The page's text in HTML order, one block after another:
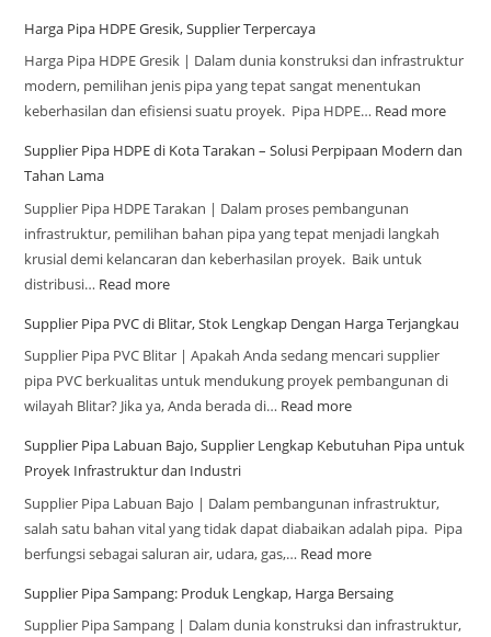
Harga Pipa HDPE Gresik, Supplier Terpercaya
Harga Pipa HDPE Gresik | Dalam dunia konstruksi dan infrastruktur
modern, pemilihan jenis pipa yang tepat sangat menentukan
keberhasilan dan efisiensi suatu proyek. Pipa HDPE… Read more
Supplier Pipa HDPE di Kota Tarakan – Solusi Perpipaan Modern dan
Tahan Lama
Supplier Pipa HDPE Tarakan | Dalam proses pembangunan
infrastruktur, pemilihan bahan pipa yang tepat menjadi langkah
krusial demi kelancaran dan keberhasilan proyek. Baik untuk
distribusi… Read more
Supplier Pipa PVC di Blitar, Stok Lengkap Dengan Harga Terjangkau
Supplier Pipa PVC Blitar | Apakah Anda sedang mencari supplier
pipa PVC berkualitas untuk mendukung proyek pembangunan di
wilayah Blitar? Jika ya, Anda berada di… Read more
Supplier Pipa Labuan Bajo, Supplier Lengkap Kebutuhan Pipa untuk
Proyek Infrastruktur dan Industri
Supplier Pipa Labuan Bajo | Dalam pembangunan infrastruktur,
salah satu bahan vital yang tidak dapat diabaikan adalah pipa. Pipa
berfungsi sebagai saluran air, udara, gas,… Read more
Supplier Pipa Sampang: Produk Lengkap, Harga Bersaing
Supplier Pipa Sampang | Dalam dunia konstruksi dan infrastruktur,